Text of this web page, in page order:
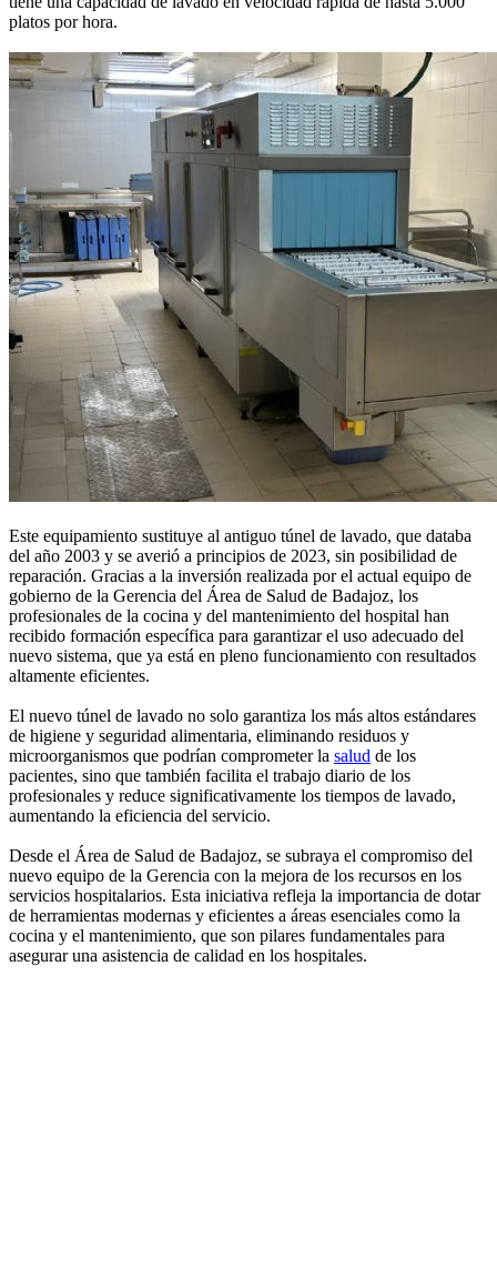
platos por hora.
Este equipamiento sustituye al antiguo túnel de lavado, que databa
del año 2003 y se averió a principios de 2023, sin posibilidad de
reparación. Gracias a la inversión realizada por el actual equipo de
gobierno de la Gerencia del Área de Salud de Badajoz, los
profesionales de la cocina y del mantenimiento del hospital han
recibido formación específica para garantizar el uso adecuado del
nuevo sistema, que ya está en pleno funcionamiento con resultados
altamente eficientes.
El nuevo túnel de lavado no solo garantiza los más altos estándares
de higiene y seguridad alimentaria, eliminando residuos y
microorganismos que podrían comprometer la salud de los
pacientes, sino que también facilita el trabajo diario de los
profesionales y reduce significativamente los tiempos de lavado,
aumentando la eficiencia del servicio.
Desde el Área de Salud de Badajoz, se subraya el compromiso del
nuevo equipo de la Gerencia con la mejora de los recursos en los
servicios hospitalarios. Esta iniciativa refleja la importancia de dotar
de herramientas modernas y eficientes a áreas esenciales como la
cocina y el mantenimiento, que son pilares fundamentales para
asegurar una asistencia de calidad en los hospitales.